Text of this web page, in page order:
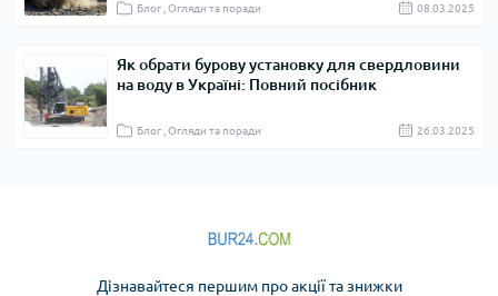
Блог , Огляди та поради 08.03.2025
Як обрати бурову установку для свердловини
на воду в Україні: Повний посібник
Блог , Огляди та поради 26.03.2025
Дізнавайтеся першим про акції та знижки